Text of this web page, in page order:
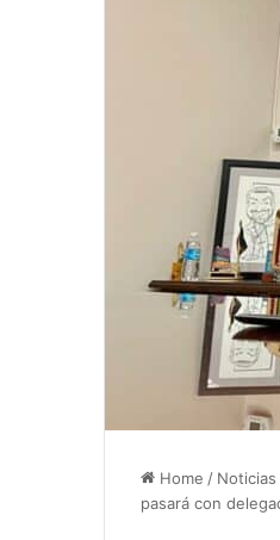
Home / Noticias
pasará con